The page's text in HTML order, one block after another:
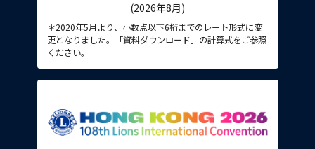
(2026年8月)
＊2020年5月より、小数点以下6桁までのレート形式に変
更となりました。「資料ダウンロード」の計算式をご参照
ください。